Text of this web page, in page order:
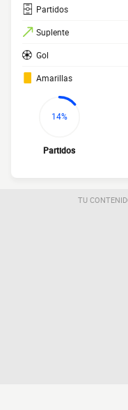
Partidos
Suplente
Gol
Amarillas
14%
Partidos
TU